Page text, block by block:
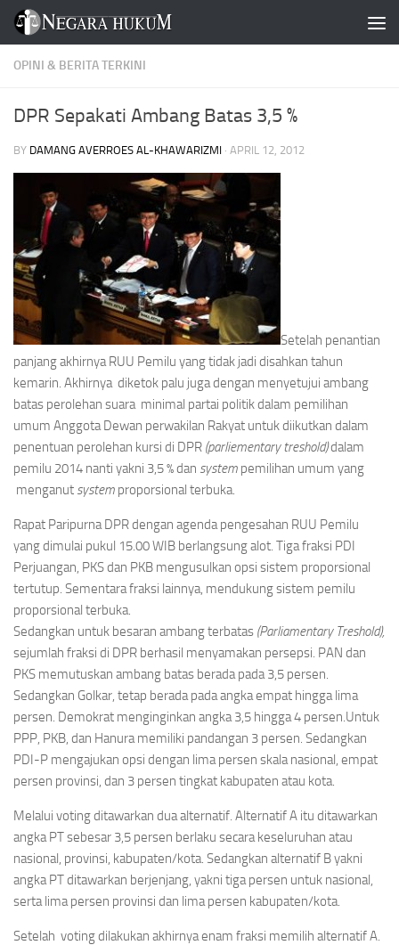
Skip to content
OPINI & BERITA TERKINI
DPR Sepakati Ambang Batas 3,5 %
BY DAMANG AVERROES AL-KHAWARIZMI · APRIL 12, 2012
Setelah penantian
panjang akhirnya RUU Pemilu yang tidak jadi disahkan tahun
kemarin. Akhirnya diketok palu juga dengan menyetujui ambang
batas perolehan suara minimal partai politik dalam pemilihan
umum Anggota Dewan perwakilan Rakyat untuk diikutkan dalam
penentuan perolehan kursi di DPR (parliementary treshold)dalam
pemilu 2014 nanti yakni 3,5 % dan system pemilihan umum yang
menganut system proporsional terbuka.
Rapat Paripurna DPR dengan agenda pengesahan RUU Pemilu
yang dimulai pukul 15.00 WIB berlangsung alot. Tiga fraksi PDI
Perjuangan, PKS dan PKB mengusulkan opsi sistem proporsional
tertutup. Sementara fraksi lainnya, mendukung sistem pemilu
proporsional terbuka.
Sedangkan untuk besaran ambang terbatas (Parliamentary Treshold),
sejumlah fraksi di DPR berhasil menyamakan persepsi. PAN dan
PKS memutuskan ambang batas berada pada 3,5 persen.
Sedangkan Golkar, tetap berada pada angka empat hingga lima
persen. Demokrat menginginkan angka 3,5 hingga 4 persen.Untuk
PPP, PKB, dan Hanura memiliki pandangan 3 persen. Sedangkan
PDI-P mengajukan opsi dengan lima persen skala nasional, empat
persen provinsi, dan 3 persen tingkat kabupaten atau kota.
Melalui voting ditawarkan dua alternatif. Alternatif A itu ditawarkan
angka PT sebesar 3,5 persen berlaku secara keseluruhan atau
nasional, provinsi, kabupaten/kota. Sedangkan alternatif B yakni
angka PT ditawarkan berjenjang, yakni tiga persen untuk nasional,
serta lima persen provinsi dan lima persen kabupaten/kota.
Setelah voting dilakukan akhirnya enam fraksi memilih alternatif A.